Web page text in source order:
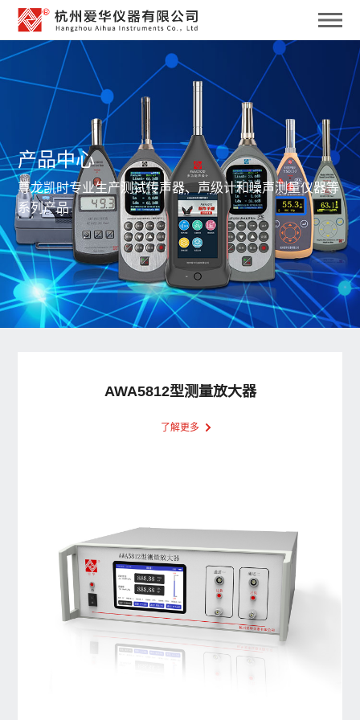
产品中心
尊龙凯时专业生产测试传声器、声级计和噪声测量仪器等
系列产品
AWA5812型测量放大器
了解更多